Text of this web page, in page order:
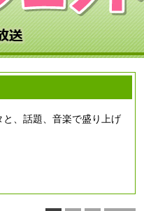
、話題、音楽で盛り上げ